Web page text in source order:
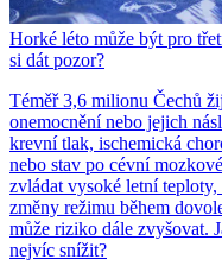
Horké léto může být pro
si dát pozor?
Téměř 3,6 milionu Čechů
onemocnění nebo jejich
krevní tlak, ischemická
nebo stav po cévní
zvládat vysoké letní
změny režimu během
může riziko dále zvyšovat.
nejvíc snížit?